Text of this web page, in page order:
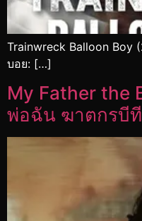
Trainwreck Balloon Boy
บอย: […]
My Father the
พ่อฉัน ฆาตกรบีที